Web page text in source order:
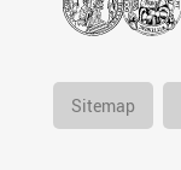
Sitemap